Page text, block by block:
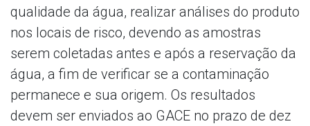
qualidade da água, realizar análises do produto
nos locais de risco, devendo as amostras
serem coletadas antes e após a reservação da
água, a fim de verificar se a contaminação
permanece e sua origem. Os resultados
devem ser enviados ao GACE no prazo de dez